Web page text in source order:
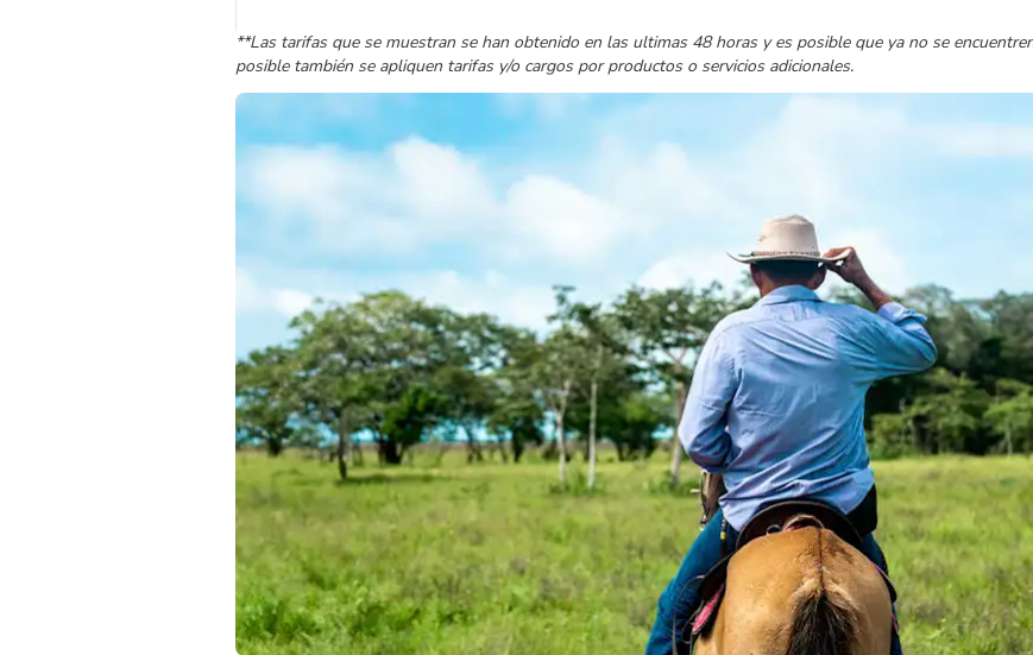
**Las tarifas que se muestran se han obtenido en las ultimas 48 horas y es posible que ya no se
posible también se apliquen tarifas y/o cargos por productos o servicios adicionales.